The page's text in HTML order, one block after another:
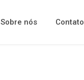
Sobre nós Contato